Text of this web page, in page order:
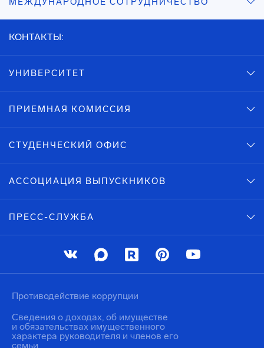
КОНТАКТЫ:
УНИВЕРСИТЕТ
ПРИЕМНАЯ КОМИССИЯ
СТУДЕНЧЕСКИЙ ОФИС
АССОЦИАЦИЯ ВЫПУСКНИКОВ
ПРЕСС-СЛУЖБА
Противодействие коррупции
Сведения о доходах, об имуществе
и обязательствах имущественного
характера руководителя и членов его
семьи